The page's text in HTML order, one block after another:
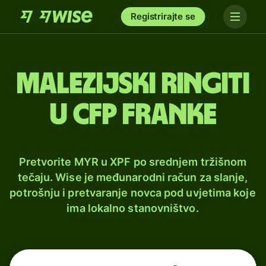
Registrirajte se
Malezijski ringiti
u CFP franke
Pretvorite MYR u XPF po srednjem tržišnom
tečaju. Wise je međunarodni račun za slanje,
potrošnju i pretvaranje novca pod uvjetima koje
ima lokalno stanovništvo.